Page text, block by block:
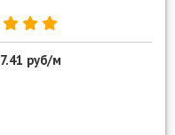
7.41 руб/м